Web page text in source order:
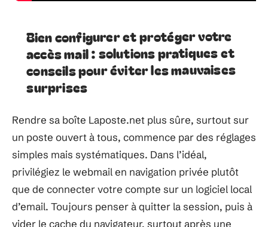
Bien configurer et protéger votre
accès mail : solutions pratiques et
conseils pour éviter les mauvaises
surprises
Rendre sa boîte Laposte.net plus sûre, surtout sur
un poste ouvert à tous, commence par des réglages
simples mais systématiques. Dans l’idéal,
privilégiez le webmail en navigation privée plutôt
que de connecter votre compte sur un logiciel local
d’email. Toujours penser à quitter la session, puis à
vider le cache du navigateur, surtout après une